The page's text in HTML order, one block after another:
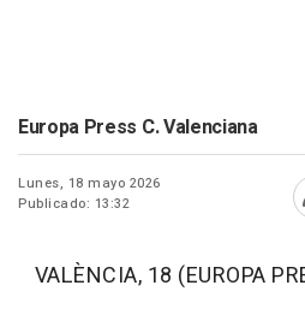
Europa Press C. Valenciana
Lunes, 18 mayo 2026
Publicado: 13:32
VALÈNCIA, 18 (EUROPA